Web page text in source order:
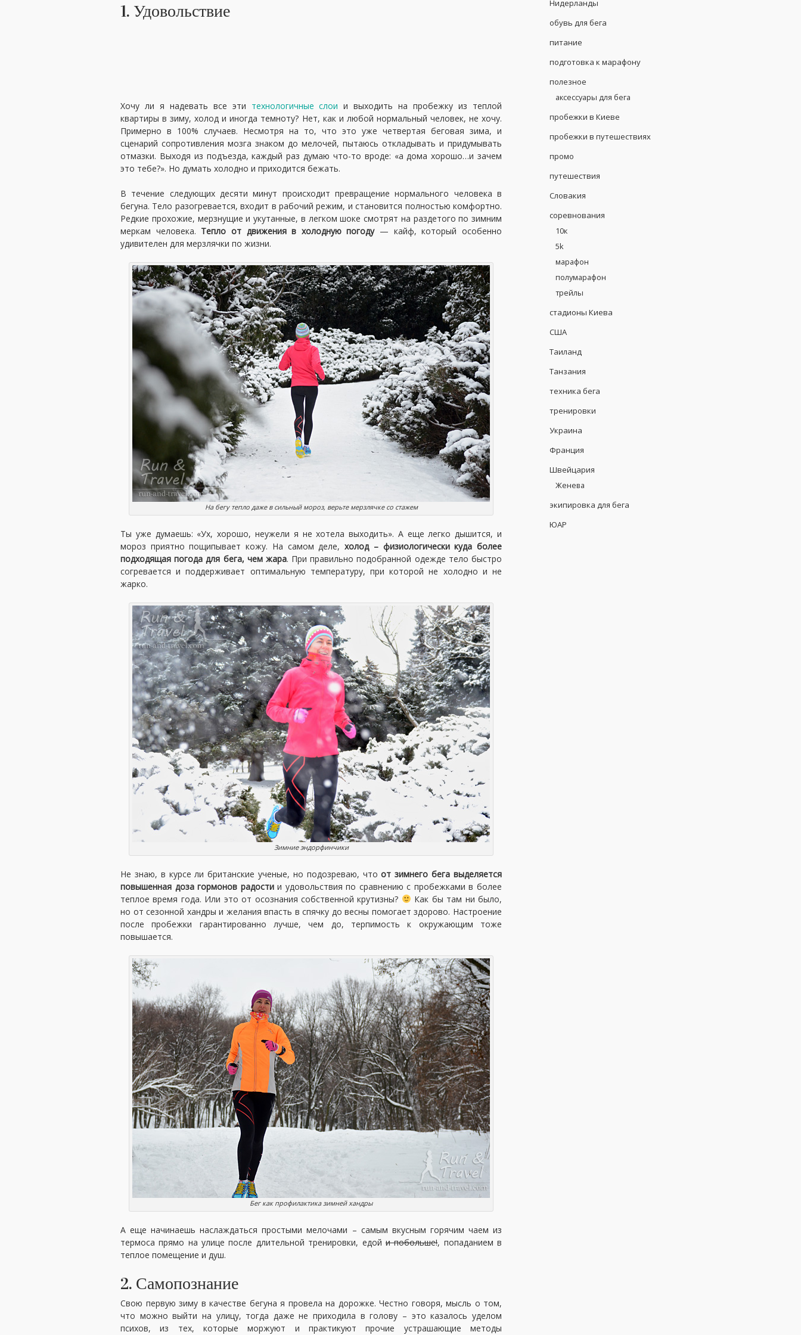
1. Удовольствие
Хочу ли я надевать все эти технологичные слои и выходить на пробежку из теплой
квартиры в зиму, холод и иногда темноту? Нет, как и любой нормальный человек, не хочу.
Примерно в 100% случаев. Несмотря на то, что это уже четвертая беговая зима, и
сценарий сопротивления мозга знаком до мелочей, пытаюсь откладывать и придумывать
отмазки. Выходя из подъезда, каждый раз думаю что-то вроде: «а дома хорошо…и зачем
это тебе?». Но думать холодно и приходится бежать.
В течение следующих десяти минут происходит превращение нормального человека в
бегуна. Тело разогревается, входит в рабочий режим, и становится полностью комфортно.
Редкие прохожие, мерзнущие и укутанные, в легком шоке смотрят на раздетого по зимним
меркам человека. Тепло от движения в холодную погоду— кайф, который особенно
удивителен для мерзлячки по жизни.
На бегу тепло даже в сильный мороз, верьте мерзлячке со стажем
Ты уже думаешь: «Ух, хорошо, неужели я не хотела выходить». А еще легко дышится, и
мороз приятно пощипывает кожу. На самом деле,холод – физиологически куда более
подходящая погода для бега, чем жара. При правильно подобранной одежде тело быстро
согревается и поддерживает оптимальную температуру, при которой не холодно и не
жарко.
Зимние эндорфинчики
Не знаю, в курсе ли британские ученые, но подозреваю, чтоот зимнего бега выделяется
повышенная доза гормонов радостии удовольствия по сравнению с пробежками в более
теплое время года. Или это от осознания собственной крутизны?
Как бы там ни было,
но от сезонной хандры и желания впасть в спячку до весны помогает здорово. Настроение
после пробежки гарантированно лучше, чем до, терпимость к окружающим тоже
повышается.
Бег как профилактика зимней хандры
А еще начинаешь наслаждаться простыми мелочами – самым вкусным горячим чаем из
термоса прямо на улице после длительной тренировки, едой и побольше!, попаданием в
теплое помещение и душ.
2. Самопознание
Свою первую зиму в качестве бегуна я провела на дорожке. Честно говоря, мысль о том,
что можно выйти на улицу, тогда даже не приходила в голову – это казалось уделом
психов, из тех, которые моржуют и практикуют прочие устрашающие методы
Нидерланды
обувь для бега
питание
подготовка к марафону
полезное
аксессуары для бега
пробежки в Киеве
пробежки в путешествиях
промо
путешествия
Словакия
соревнования
10к
5k
марафон
полумарафон
трейлы
стадионы Киева
США
Таиланд
Танзания
техника бега
тренировки
Украина
Франция
Швейцария
Женева
экипировка для бега
ЮАР